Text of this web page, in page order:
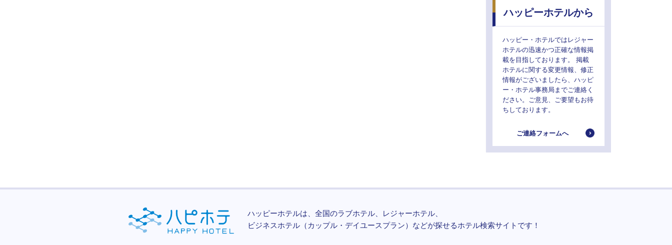
ハッピーホテルから
ハッピー・ホテルではレジャー
ホテルの迅速かつ正確な情報掲
載を目指しております。 掲載
ホテルに関する変更情報、修正
情報がございましたら、ハッピ
ー・ホテル事務局までご連絡く
ださい。ご意見、ご要望もお待
ちしております。
ご連絡フォームへ
ハッピーホテルは、全国のラブホテル、レジャーホテル、
ビジネスホテル（カップル・デイユースプラン）などが探せるホテル検索サイトです！